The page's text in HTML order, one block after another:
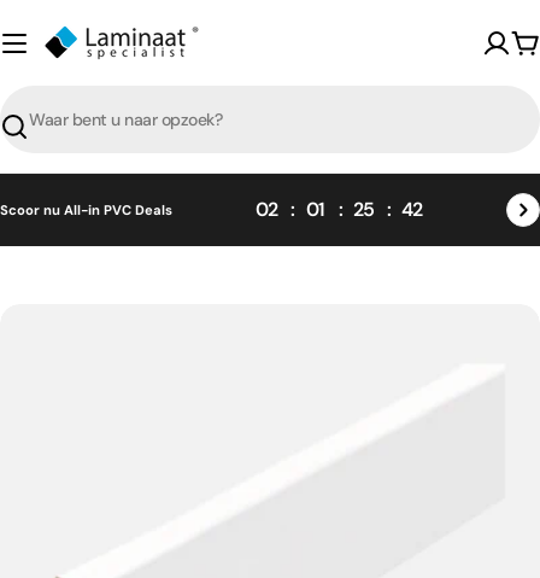
naar
content
Zoeken
Scoor nu All-in PVC Deals 02 01 25 42